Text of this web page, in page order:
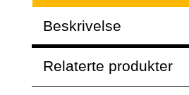
Beskrivelse
Relaterte produkter